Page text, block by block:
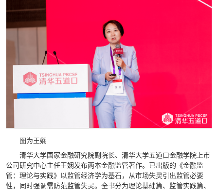
图为王娴
清华大学国家金融研究院副院长、清华大学五道口金融学院上市
公司研究中心主任王娴发布两本金融监管著作。已出版的《金融监
管：理论与实践》以监管经济学为基石，从市场失灵引出监管必要
性，同时强调需防范监管失灵。全书分为理论基础篇、监管实践篇、